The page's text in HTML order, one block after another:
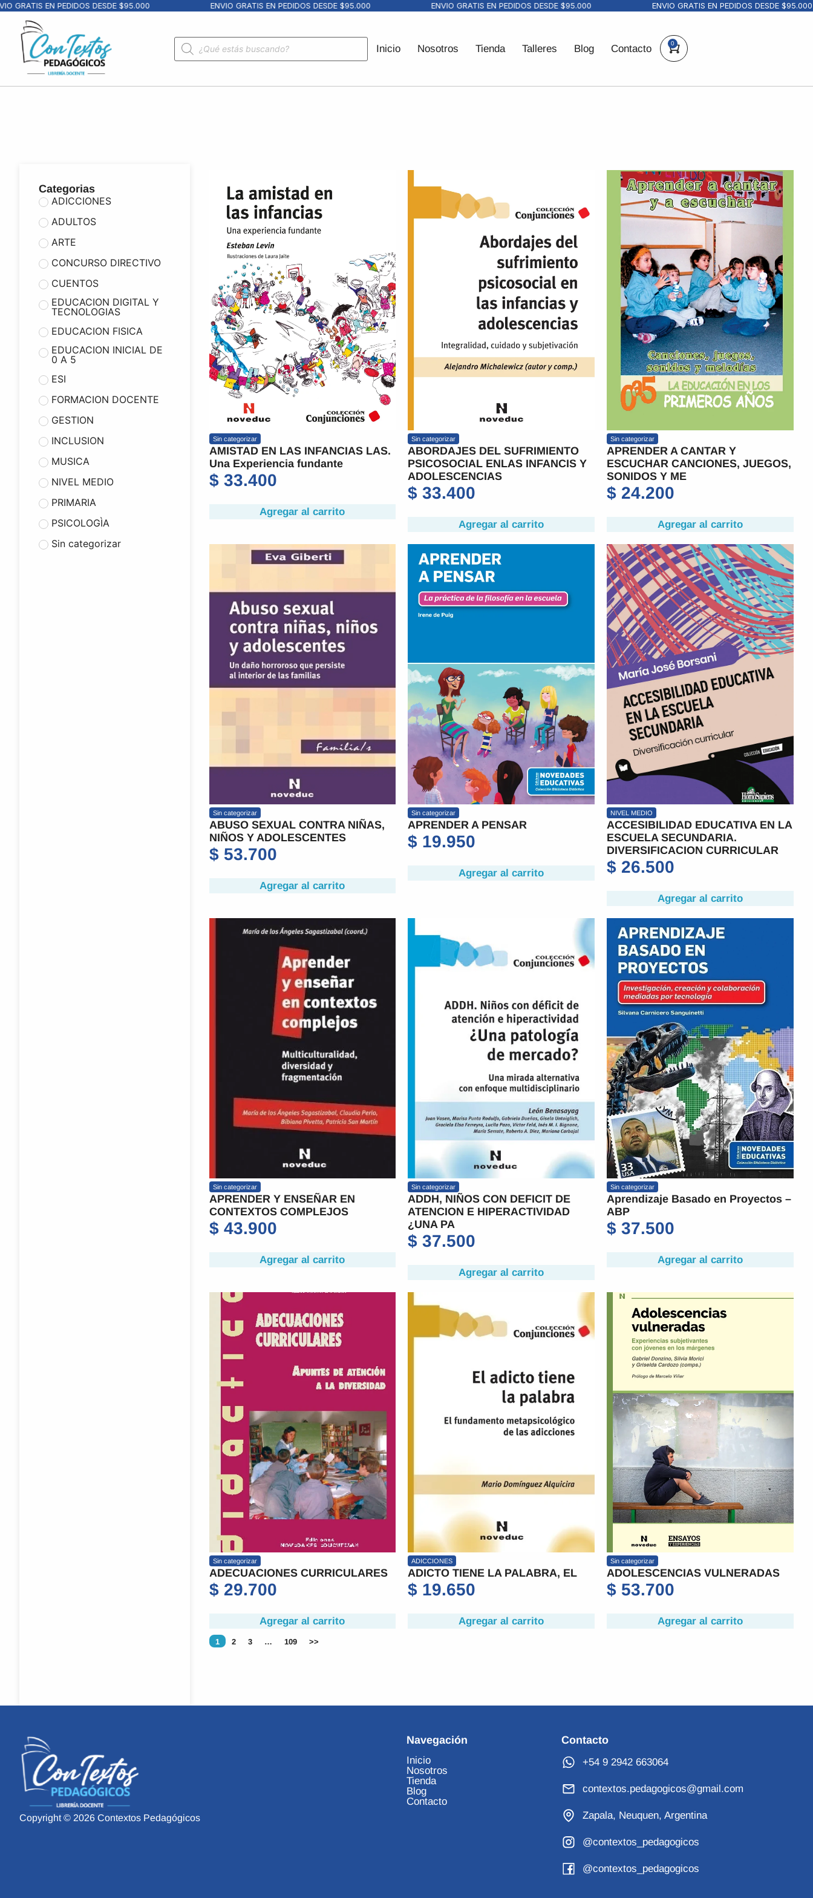
EN PEDIDOS DESDE $95.000 ENVIO GRATIS EN PEDIDOS DESDE $95.000 ENVIO GRATIS EN PEDIDOS DESDE $95.000 ENVIO GRATIS EN PEDIDOS DESDE $95.000
Inicio Nosotros Tienda Talleres Blog Contacto 0
Categorias
ADICCIONES
ADULTOS
ARTE
CONCURSO DIRECTIVO
CUENTOS
EDUCACION DIGITAL Y
TECNOLOGIAS
EDUCACION FISICA
EDUCACION INICIAL DE
0 A 5
ESI
FORMACION DOCENTE
GESTION
INCLUSION
MUSICA
NIVEL MEDIO
PRIMARIA
PSICOLOGÌA
Sin categorizar
Sin categorizar
AMISTAD EN LAS INFANCIAS LAS.
Una Experiencia fundante
$33.400
Agregar al carrito
Sin categorizar
ABORDAJES DEL SUFRIMIENTO
PSICOSOCIAL ENLAS INFANCIS Y
ADOLESCENCIAS
$ 33.400
Agregar al carrito
Sin categorizar
APRENDER A CANTAR Y
ESCUCHAR CANCIONES, JUEGOS,
SONIDOS Y ME
$ 24.200
Agregar al carrito
Sin categorizar
ABUSO SEXUAL CONTRA NIÑAS,
NIÑOS Y ADOLESCENTES
$53.700
Agregar al carrito
Sin categorizar
APRENDER A PENSAR
$ 19.950
Agregar al carrito
NIVEL MEDIO
ACCESIBILIDAD EDUCATIVA EN LA
ESCUELA SECUNDARIA.
DIVERSIFICACION CURRICULAR
$ 26.500
Agregar al carrito
Sin categorizar
APRENDER Y ENSEÑAR EN
CONTEXTOS COMPLEJOS
$43.900
Agregar al carrito
Sin categorizar
ADDH, NIÑOS CON DEFICIT DE
ATENCION E HIPERACTIVIDAD
¿UNA PA
$ 37.500
Agregar al carrito
Sin categorizar
Aprendizaje Basado en Proyectos –
ABP
$ 37.500
Agregar al carrito
Sin categorizar
ADECUACIONES CURRICULARES
$29.700
Agregar al carrito
ADICCIONES
ADICTO TIENE LA PALABRA, EL
$ 19.650
Agregar al carrito
Sin categorizar
ADOLESCENCIAS VULNERADAS
$ 53.700
Agregar al carrito
1 2 3 … 109 >>
Copyright © 2026 Contextos Pedagógicos
Navegación
Inicio
Nosotros
Tienda
Blog
Contacto
Contacto
+54 9 2942 663064
contextos.pedagogicos@gmail.com
Zapala, Neuquen, Argentina
@contextos_pedagogicos
@contextos_pedagogicos